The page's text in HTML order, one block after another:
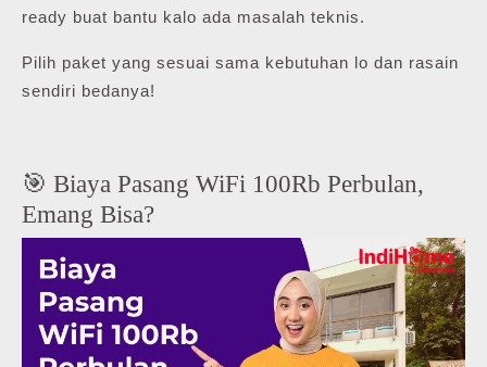
ready buat bantu kalo ada masalah teknis.
Pilih paket yang sesuai sama kebutuhan lo dan rasain
sendiri bedanya!
🎯 Biaya Pasang WiFi 100Rb Perbulan,
Emang Bisa?